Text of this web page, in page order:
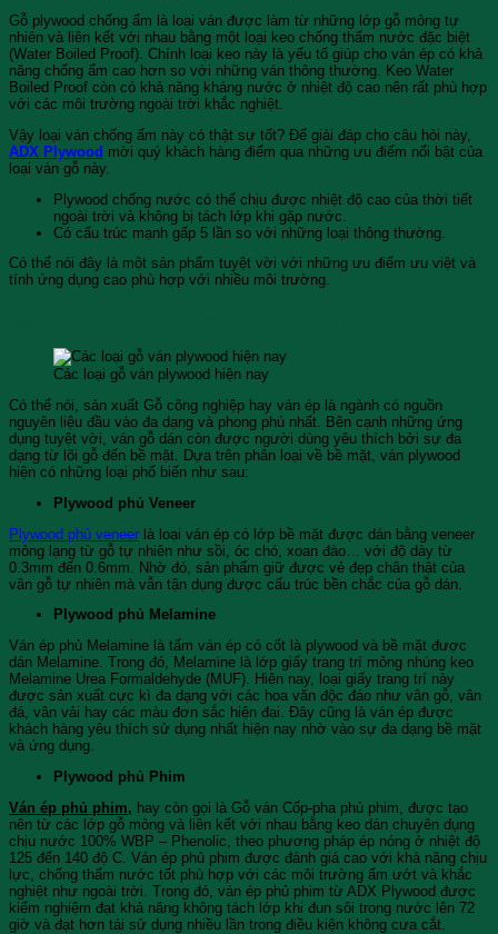
Gỗ plywood chống ẩm là loại ván được làm từ những lớp gỗ mỏng tự
nhiên và liên kết với nhau bằng một loại keo chống thấm nước đặc biệt
(Water Boiled Proof). Chính loại keo này là yếu tố giúp cho ván ép có khả
năng chống ẩm cao hơn so với những ván thông thường. Keo Water
Boiled Proof còn có khả năng kháng nước ở nhiệt độ cao nên rất phù hợp
với các môi trường ngoài trời khắc nghiệt.
Vậy loại ván chống ẩm này có thật sự tốt? Để giải đáp cho câu hỏi này,
ADX Plywood mời quý khách hàng điểm qua những ưu điểm nổi bật của
loại ván gỗ này.
Plywood chống nước có thể chịu được nhiệt độ cao của thời tiết
ngoài trời và không bị tách lớp khi gặp nước.
Có cấu trúc mạnh gấp 5 lần so với những loại thông thường.
Có thể nói đây là một sản phẩm tuyệt vời với những ưu điểm ưu việt và
tính ứng dụng cao phù hợp với nhiều môi trường.
Các loại gỗ ván plywood hiện nay
Có thể nói, sản xuất Gỗ công nghiệp hay ván ép là ngành có nguồn
nguyên liệu đầu vào đa dạng và phong phú nhất. Bên cạnh những ứng
dụng tuyệt vời, ván gỗ dán còn được người dùng yêu thích bởi sự đa
dạng từ lõi gỗ đến bề mặt. Dựa trên phân loại về bề mặt, ván plywood
hiện có những loại phổ biến như sau:
Plywood phủ Veneer
Plywood phủ veneer là loại ván ép có lớp bề mặt được dán bằng veneer
mỏng lạng từ gỗ tự nhiên như sồi, óc chó, xoan đào… với độ dày từ
0.3mm đến 0.6mm. Nhờ đó, sản phẩm giữ được vẻ đẹp chân thật của
vân gỗ tự nhiên mà vẫn tận dụng được cấu trúc bền chắc của gỗ dán.
Plywood phủ Melamine
Ván ép phủ Melamine là tấm ván ép có cốt là plywood và bề mặt được
dán Melamine. Trong đó, Melamine là lớp giấy trang trí mỏng nhúng keo
Melamine Urea Formaldehyde (MUF). Hiện nay, loại giấy trang trí này
được sản xuất cực kì đa dạng với các hoa văn độc đáo như vân gỗ, vân
đá, vân vải hay các màu đơn sắc hiện đại. Đây cũng là ván ép được
khách hàng yêu thích sử dụng nhất hiện nay nhờ vào sự đa dạng bề mặt
và ứng dụng.
Plywood phủ Phim
Ván ép phủ phim, hay còn gọi là Gỗ ván Cốp-pha phủ phim, được tạo
nên từ các lớp gỗ mỏng và liên kết với nhau bằng keo dán chuyên dụng
chịu nước 100% WBP – Phenolic, theo phương pháp ép nóng ở nhiệt độ
125 đến 140 độ C. Ván ép phủ phim được đánh giá cao với khả năng chịu
lực, chống thấm nước tốt phù hợp với các môi trường ẩm ướt và khắc
nghiệt như ngoài trời. Trong đó, ván ép phủ phim từ ADX Plywood được
kiểm nghiệm đạt khả năng không tách lớp khi đun sôi trong nước lên 72
giờ và đạt hơn tái sử dụng nhiều lần trong điều kiện không cưa cắt.